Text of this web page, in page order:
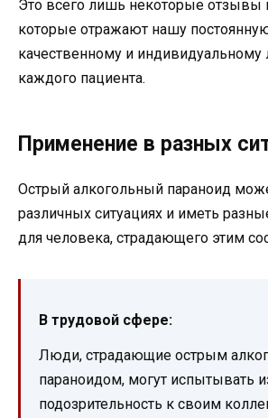
Это всего лишь некоторые отзывы
которые отражают нашу
качественному и
каждого пациента.
Применение в разных
Острый алкогольный параноид
различных ситуациях и иметь
для человека, страдающего этим
В трудовой сфере:
Люди, страдающие острым
параноидом, могут
подозрительность к своим